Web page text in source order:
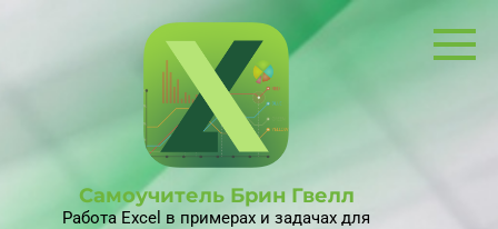
Самоучитель Брин Гвелл
Работа Excel в примерах и задачах для